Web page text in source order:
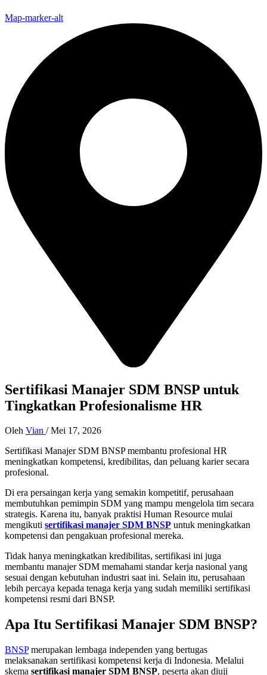
Map-marker-alt
Sertifikasi Manajer SDM BNSP untuk
Tingkatkan Profesionalisme HR
Oleh Vian /Mei 17, 2026
Sertifikasi Manajer SDM BNSP membantu profesional HR
meningkatkan kompetensi, kredibilitas, dan peluang karier secara
profesional.
Di era persaingan kerja yang semakin kompetitif, perusahaan
membutuhkan pemimpin SDM yang mampu mengelola tim secara
strategis. Karena itu, banyak praktisi Human Resource mulai
mengikuti sertifikasi manajer SDM BNSP untuk meningkatkan
kompetensi dan pengakuan profesional mereka.
Tidak hanya meningkatkan kredibilitas, sertifikasi ini juga
membantu manajer SDM memahami standar kerja nasional yang
sesuai dengan kebutuhan industri saat ini. Selain itu, perusahaan
lebih percaya kepada tenaga kerja yang sudah memiliki sertifikasi
kompetensi resmi dari BNSP.
Apa Itu Sertifikasi Manajer SDM BNSP?
BNSPmerupakan lembaga independen yang bertugas
melaksanakan sertifikasi kompetensi kerja di Indonesia. Melalui
skema sertifikasi manajer SDM BNSP, peserta akan diuji